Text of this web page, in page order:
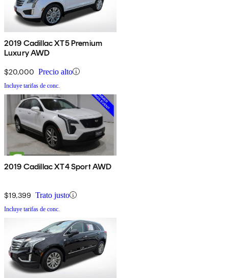
2019 Cadillac XT5 Premium
Luxury AWD
$20,000 Precio alto
Incluye tarifas de conc.
2019 Cadillac XT4 Sport AWD
$19,399 Trato justo
Incluye tarifas de conc.